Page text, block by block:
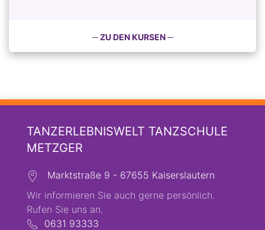
─ ZU DEN KURSEN ─
TANZERLEBNISWELT TANZSCHULE
METZGER
Marktstraße 9 - 67655 Kaiserslautern
Wir informieren Sie auch gerne persönlich.
Rufen Sie uns an.
0631 93333